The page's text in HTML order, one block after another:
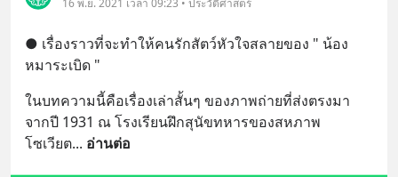
● เรื่องราวที่จะทำให้คนรักสัตว์หัวใจสลายของ " น้อง
หมาระเบิด "
ในบทความนี้คือเรื่องเล่าสั้นๆ ของภาพถ่ายที่ส่งตรงมา
จากปี 1931 ณ โรงเรียนฝึกสุนัขทหารของสหภาพ
โซเวียต... อ่านต่อ